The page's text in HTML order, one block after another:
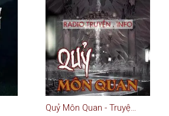
Quỷ Môn Quan - Truyện Ma